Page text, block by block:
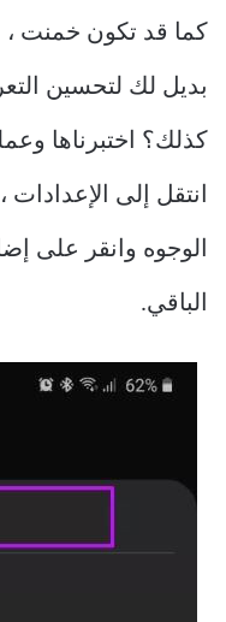
كما قد تكون خمنت ،
بديل لك لتحسين
كذلك؟ اختبرناها
انتقل إلى
الوجوه وانقر على
الباقي.